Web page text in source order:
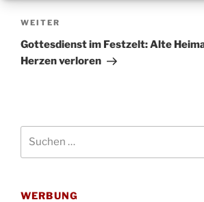
Nächster
Beitrag
WEITER
Gottesdienst im Festzelt: Alte
Herzen verloren
WERBUNG